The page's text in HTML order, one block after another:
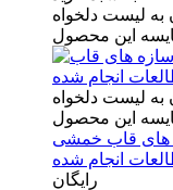
به لیست دلخواه
این محصول
به لیست دلخواه
این محصول
های قاب خمشی
انجام شده
رایگان